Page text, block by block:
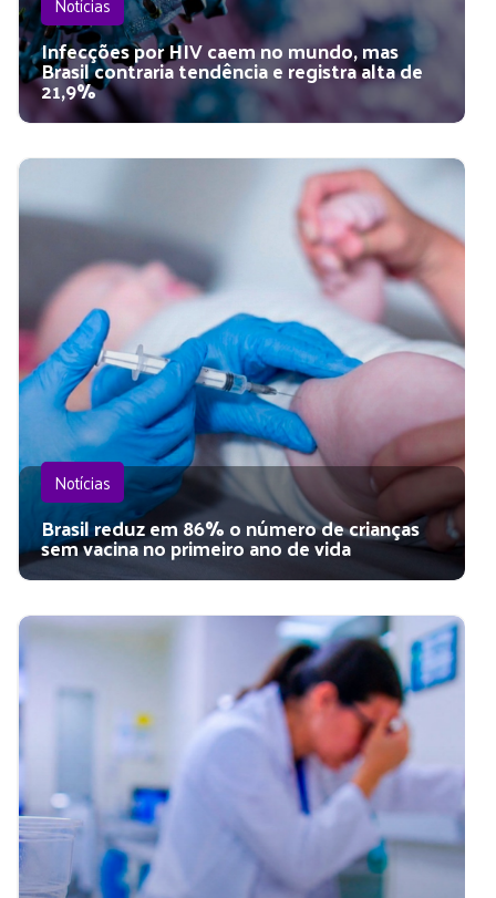
Infecções por HIV caem no mundo, mas
Brasil contraria tendência e registra alta de
21,9%
Notícias
Brasil reduz em 86% o número de crianças
sem vacina no primeiro ano de vida